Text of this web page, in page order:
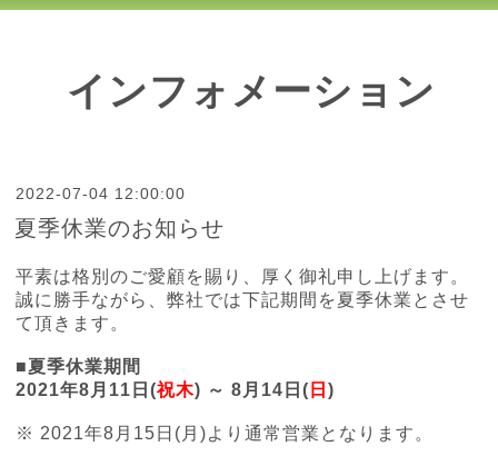
インフォメーション
2022-07-04 12:00:00
夏季休業のお知らせ
平素は格別のご愛顧を賜り、厚く御礼申し上げます。
誠に勝手ながら、弊社では下記期間を夏季休業とさせ
て頂きます。
■夏季休業期間
2021年8月11日(祝木) ～ 8月14日( 日)
※ 2021年8月15日(月)より通常営業となります。